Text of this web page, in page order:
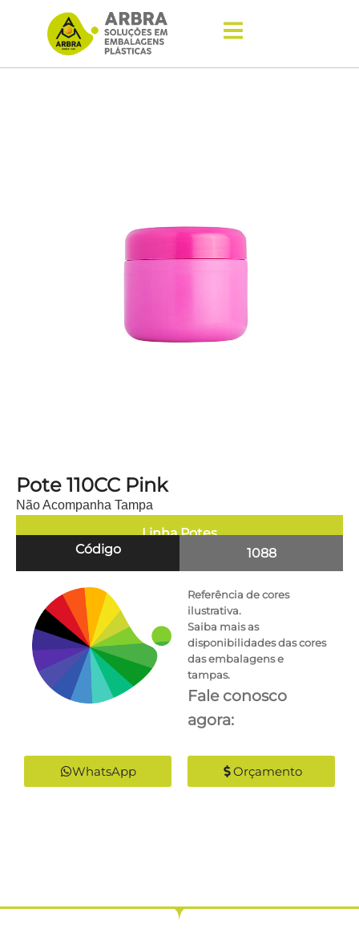
Pote 110CC Pink
Não Acompanha Tampa
Linha Potes
Código
1088
Referência de cores
ilustrativa.
Saiba mais as
disponibilidades das cores
das embalagens e
tampas.
Fale conosco
agora:
WhatsApp Orçamento